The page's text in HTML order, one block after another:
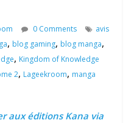
0 Comments
avis
, blog gaming, blog manga,
, Kingdom of Knowledge
2, Lageekroom, manga
aux éditions Kana via